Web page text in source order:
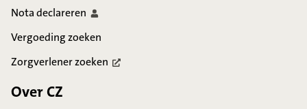
Notadeclareren
Vergoeding zoeken
Zorgverlenerzoeken
Over CZ